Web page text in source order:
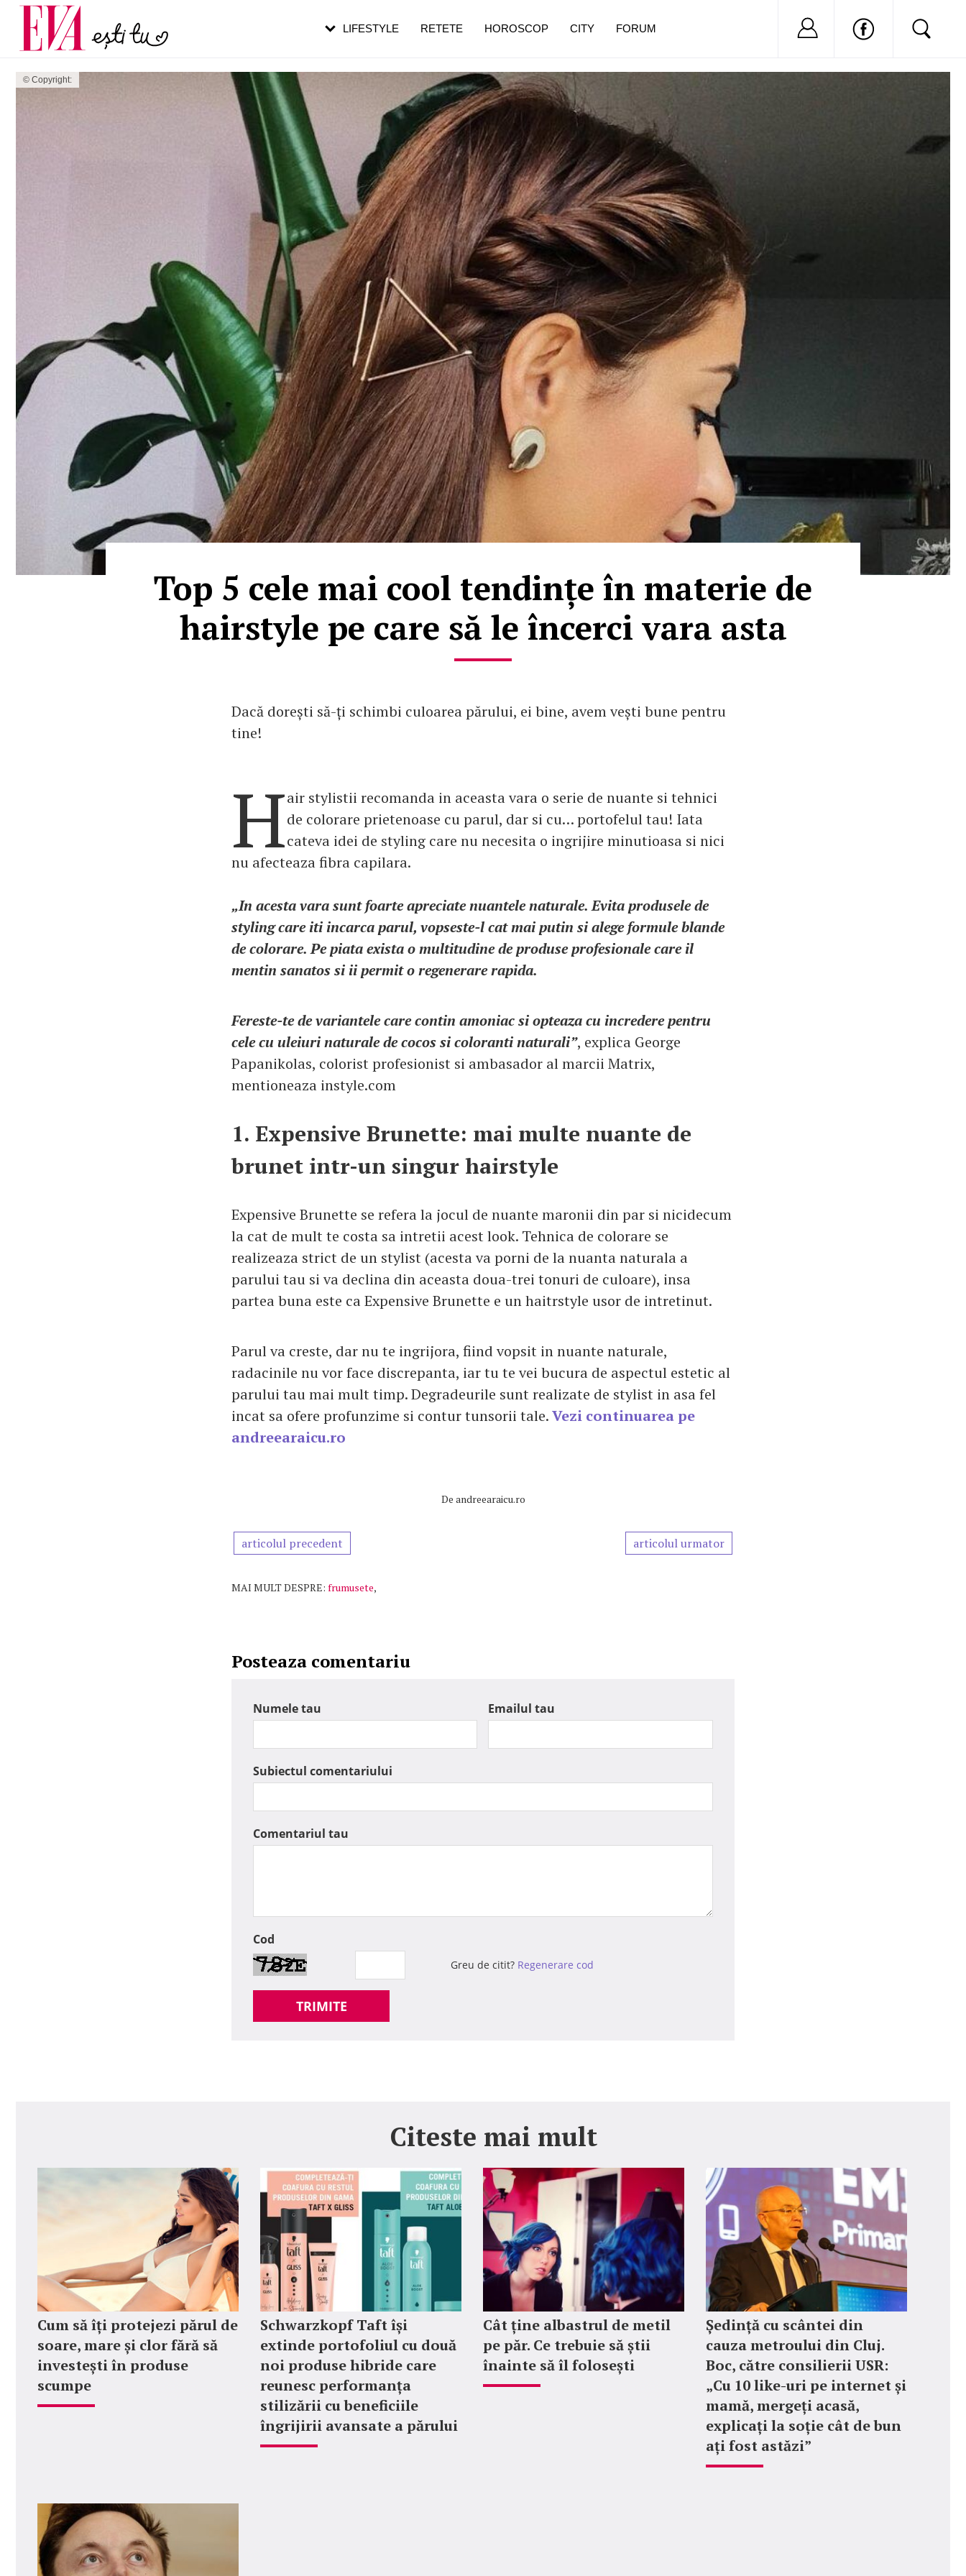
© Copyright:
Top 5 cele mai cool tendințe în materie de
hairstyle pe care să le încerci vara asta
Dacă dorești să-ți schimbi culoarea părului, ei bine, avem vești bune pentru
tine!
Hair stylistii recomanda in aceasta vara o serie de nuante si tehnici
de colorare prietenoase cu parul, dar si cu… portofelul tau! Iata
cateva idei de styling care nu necesita o ingrijire minutioasa si nici
nu afecteaza fibra capilara.
„In acesta vara sunt foarte apreciate nuantele naturale. Evita produsele de
styling care iti incarca parul, vopseste-l cat mai putin si alege formule blande
de colorare. Pe piata exista o multitudine de produse profesionale care il
mentin sanatos si ii permit o regenerare rapida.
Fereste-te de variantele care contin amoniac si opteaza cu incredere pentru
cele cu uleiuri naturale de cocos si coloranti naturali”, explica George
Papanikolas, colorist profesionist si ambasador al marcii Matrix,
mentioneaza instyle.com
1. Expensive Brunette: mai multe nuante de
brunet intr-un singur hairstyle
Expensive Brunette se refera la jocul de nuante maronii din par si nicidecum
la cat de mult te costa sa intretii acest look. Tehnica de colorare se
realizeaza strict de un stylist (acesta va porni de la nuanta naturala a
parului tau si va declina din aceasta doua-trei tonuri de culoare), insa
partea buna este ca Expensive Brunette e un haitrstyle usor de intretinut.
Parul va creste, dar nu te ingrijora, fiind vopsit in nuante naturale,
radacinile nu vor face discrepanta, iar tu te vei bucura de aspectul estetic al
parului tau mai mult timp. Degradeurile sunt realizate de stylist in asa fel
incat sa ofere profunzime si contur tunsorii tale.Vezi continuarea pe
andreearaicu.ro
De andreearaicu.ro
articolul precedent articolul urmator
MAI MULT DESPRE: frumusete,
Posteaza comentariu
Numele tau Emailul tau
Subiectul comentariului
Comentariul tau
Cod
Greu de citit? Regenerare cod
TRIMITE
Citeste mai mult
Cum să îți protejezi părul de
soare, mare și clor fără să
investești în produse
scumpe
Schwarzkopf Taft își
extinde portofoliul cu două
noi produse hibride care
reunesc performanța
stilizării cu beneficiile
îngrijirii avansate a părului
Cât ține albastrul de metil
pe păr. Ce trebuie să știi
înainte să îl folosești
Ședință cu scântei din
cauza metroului din Cluj.
Boc, către consilierii USR:
„Cu 10 like-uri pe internet și
mamă, mergeți acasă,
explicați la soție cât de bun
ați fost astăzi”
LIFESTYLE RETETE HOROSCOP CITY FORUM Nu ai cont?
Carieră
Actualitate
pe măsură ce înaintezi în vârstă
de dureroasă este investigația